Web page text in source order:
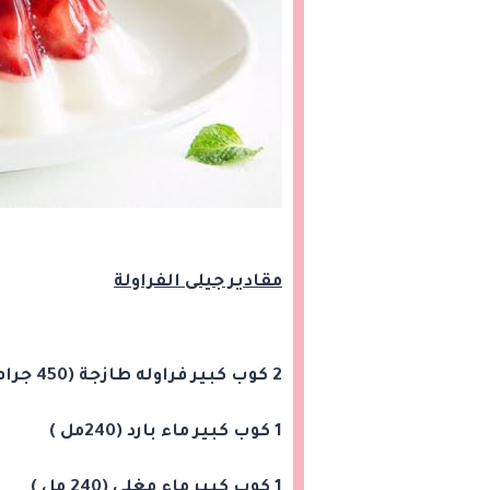
مقادير جيلى الفراولة
2 كوب كبير فراوله طازجة (450 جرام)
1 كوب كبير ماء بارد (240مل )